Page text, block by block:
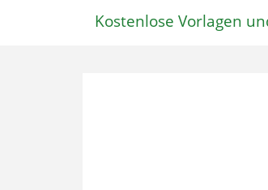
Kostenlose Vorlagen